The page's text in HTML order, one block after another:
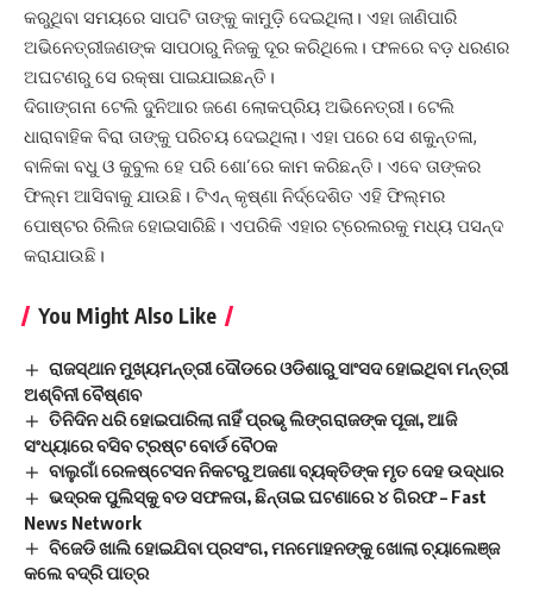
କରୁଥିବା ସମୟରେ ସାପଟି ତାଙ୍କୁ କାମୁଡ଼ି ଦେଇଥିଲା। ଏହା ଜାଣିପାରି
ଅଭିନେତ୍ରୀଜଣଙ୍କ ସାପଠାରୁ ନିଜକୁ ଦୂର କରିଥିଲେ। ଫଳରେ ବଡ଼ ଧରଣର
ଅଘଟଣରୁ ସେ ରକ୍ଷା ପାଇଯାଇଛନ୍ତି।
ଦିଗାଙ୍ଗନା ଟେଲି ଦୁନିଆର ଜଣେ ଲୋକପ୍ରିୟ ଅଭିନେତ୍ରୀ। ଟେଲି
ଧାରାବାହିକ ବିରା ତାଙ୍କୁ ପରିଚୟ ଦେଇଥିଲା। ଏହା ପରେ ସେ ଶକୁନ୍ତଳା,
ବାଳିକା ବଧୁ ଓ କୁବୁଲ ହେ ପରି ଶୋ’ରେ କାମ କରିଛନ୍ତି। ଏବେ ତାଙ୍କର
ଫିଲ୍ମ ଆସିବାକୁ ଯାଉଛି। ଟିଏନ୍‌ କୃଷ୍ଣା ନିର୍ଦ୍ଦେଶିତ ଏହି ଫିଲ୍ମର
ପୋଷ୍ଟର ରିଲିଜ ହୋଇସାରିଛି। ଏପରିକି ଏହାର ଟ୍ରେଲରକୁ ମଧ୍ୟ ପସନ୍ଦ
କରାଯାଉଛି।
You Might Also Like
ରାଜସ୍ଥାନ ମୁଖ୍ୟମନ୍ତ୍ରୀ ଦୌଡରେ ଓଡିଶାରୁ ସାଂସଦ ହୋଇଥିବା ମନ୍ତ୍ରୀ
ଅଶ୍ବିନୀ ବୈଷ୍ଣବ
ତିନିଦିନ ଧରି ହୋଇପାରିଲା ନାହିଁ ପ୍ରଭୃ ଲିଙ୍ଗରାଜଙ୍କ ପୂଜା, ଆଜି
ସଂଧ୍ୟାରେ ବସିବ ଟ୍ରଷ୍ଟ ବୋର୍ଡ ବୈଠକ
ବାଲୁଗାଁ ରେଳଷ୍ଟେସନ ନିକଟରୁ ଅଜଣା ବ୍ୟକ୍ତିଙ୍କ ମୃତ ଦେହ ଉଦ୍ଧାର
ଭଦ୍ରକ ପୁଲିସ୍‌କୁ ବଡ ସଫଳତା, ଛିନ୍‌ତାଇ ଘଟଣାରେ ୪ ଗିରଫ – Fast
News Network
ବିଜେଡି ଖାଲି ହୋଇଯିବା ପ୍ରସଂଗ, ମନମୋହନଙ୍କୁ ଖୋଲା ଚ୍ୟାଲେଞ୍ଜ
କଲେ ବଦ୍ରି ପାତ୍ର